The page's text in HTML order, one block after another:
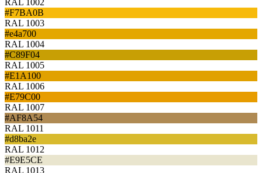
#F7BA0B
RAL 1003
#e4a700
RAL 1004
#C89F04
RAL 1005
#E1A100
RAL 1006
#E79C00
RAL 1007
#AF8A54
RAL 1011
#d8ba2e
RAL 1012
#E9E5CE
RAL 1013